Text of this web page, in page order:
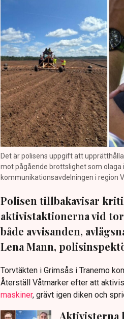
Det är polisens uppgift att
mot pågående brottslighet som olaga
kommunikationsavdelningen i region
Polisen tillbakavisar
aktivistaktionerna vid
både avvisanden,
Lena Mann,
Torvtäkten i Grimsås i Tranemo
Återställ Våtmarker efter att
maskiner, grävt igen diken och
Aktivisterna